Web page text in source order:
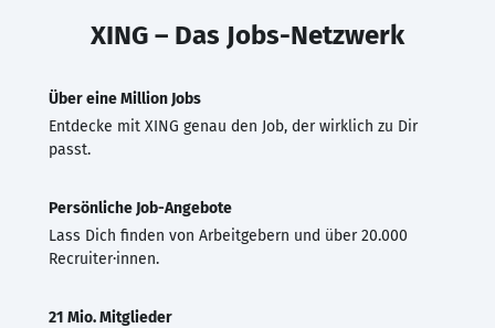
XING – Das Jobs-Netzwerk
Über eine Million Jobs
Entdecke mit XING genau den Job, der wirklich zu Dir
passt.
Persönliche Job-Angebote
Lass Dich finden von Arbeitgebern und über 20.000
Recruiter·innen.
21 Mio. Mitglieder